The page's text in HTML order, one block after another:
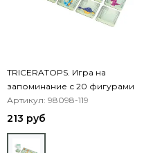
TRICERATOPS. Игра на
запоминание с 20 фигурами
Артикул: 98098-119
213 руб